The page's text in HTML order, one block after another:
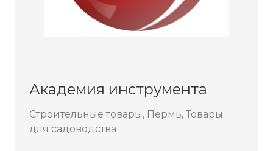
Академия инструмента
Строительные товары, Пермь, Товары
для садоводства